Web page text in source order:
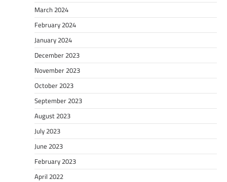
March 2024
February 2024
January 2024
December 2023
November 2023
October 2023
September 2023
August 2023
July 2023
June 2023
February 2023
April 2022